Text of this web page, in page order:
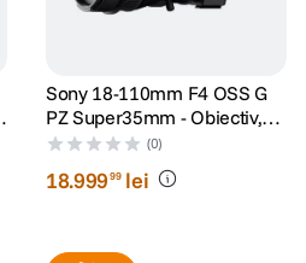
Sony 18-110mm F4 OSS G
PZ Super35mm - Obiectiv,
Sony E
(0)
18.99999 lei